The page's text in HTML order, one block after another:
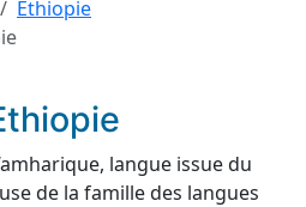
Ethiopie
langue issue du
de la famille des langues